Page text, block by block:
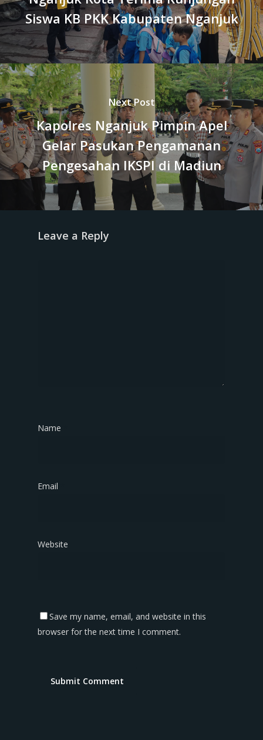
Siswa KB PKK Kabupaten Nganjuk
Next Post
Kapolres Nganjuk Pimpin Apel
Gelar Pasukan Pengamanan
Pengesahan IKSPI di Madiun
Leave a Reply
Name
Email
Website
Save my name, email, and website in this
browser for the next time I comment.